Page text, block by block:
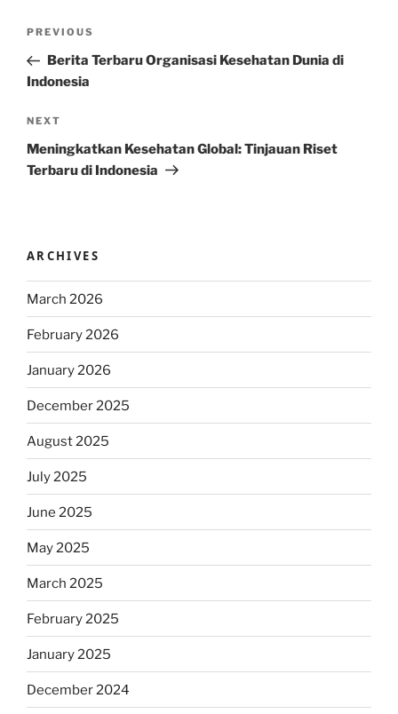
Previous
Post
PREVIOUS
Berita Terbaru Organisasi Kesehatan Dunia di
Indonesia
Next
Post
NEXT
Meningkatkan Kesehatan Global: Tinjauan Riset
Terbaru di Indonesia
ARCHIVES
March 2026
February 2026
January 2026
December 2025
August 2025
July 2025
June 2025
May 2025
March 2025
February 2025
January 2025
December 2024